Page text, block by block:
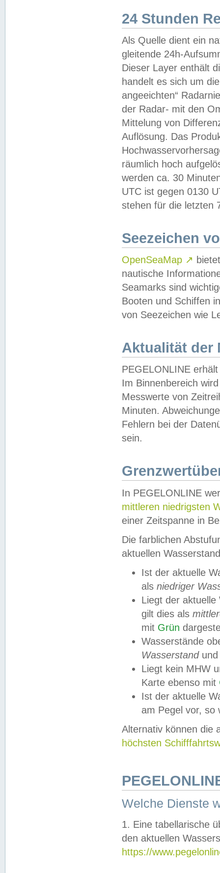
24 Stunden
Als Quelle dient ein
gleitende 24h-
Dieser Layer enthält
handelt es sich um
angeeichten“
der Radar- mit den
Mittelung von
Auflösung. Das
räumlich hoch
werden ca. 30
UTC ist gegen 0130
stehen für die letzten
Seezeichen
OpenSeaMap ↗
nautische
Seamarks sind
Booten und Schiffen
von Seezeichen wie
Aktualität der
PEGELONLINE
Im Binnenbereich
Messwerte von
Minuten.
Fehlern bei der
sein.
In PEGELONLINE
mittleren niedrigsten
einer Zeitspanne in
Die farblichen
aktuellen
Ist der aktuelle
als niedriger
Liegt der
gilt dies als
mit Grün
Wasserstände
Wasserstandund
Liegt kein MHW
Karte ebenso mit
Ist der aktuelle
am Pegel vor,
Alternativ können die
höchsten
Welche Dienste
1. Eine tabellarische
den aktuellen
https://